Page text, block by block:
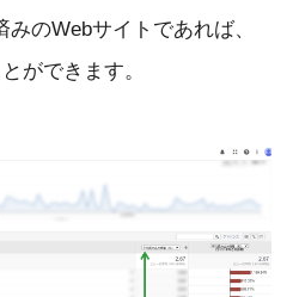
のWebサイトであれば、
ができます。